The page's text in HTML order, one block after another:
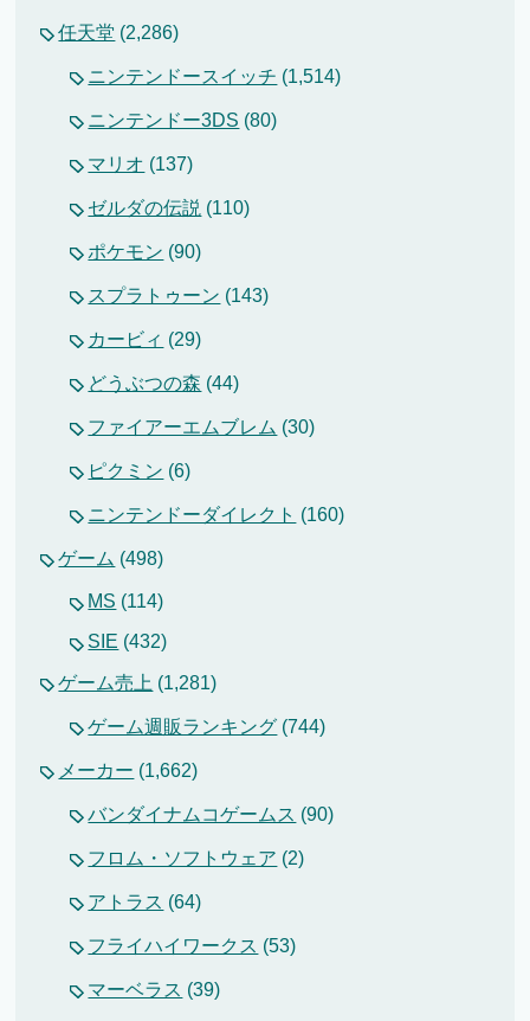
任天堂 (2,286)
ニンテンドースイッチ (1,514)
ニンテンドー3DS (80)
マリオ (137)
ゼルダの伝説 (110)
ポケモン (90)
スプラトゥーン (143)
カービィ (29)
どうぶつの森 (44)
ファイアーエムブレム (30)
ピクミン (6)
ニンテンドーダイレクト (160)
ゲーム (498)
MS (114)
SIE (432)
ゲーム売上 (1,281)
ゲーム週販ランキング (744)
メーカー (1,662)
バンダイナムコゲームス (90)
フロム・ソフトウェア (2)
アトラス (64)
フライハイワークス (53)
マーベラス (39)